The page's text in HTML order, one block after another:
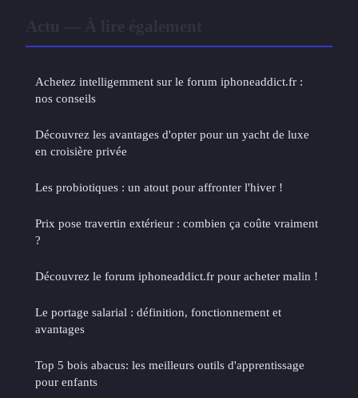
Achetez intelligemment sur le forum iphoneaddict.fr :
nos conseils
Découvrez les avantages d'opter pour un yacht de luxe
en croisière privée
Les probiotiques : un atout pour affronter l'hiver !
Prix pose travertin extérieur : combien ça coûte vraiment
?
Découvrez le forum iphoneaddict.fr pour acheter malin !
Le portage salarial : définition, fonctionnement et
avantages
Top 5 bois abacus: les meilleurs outils d'apprentissage
pour enfants